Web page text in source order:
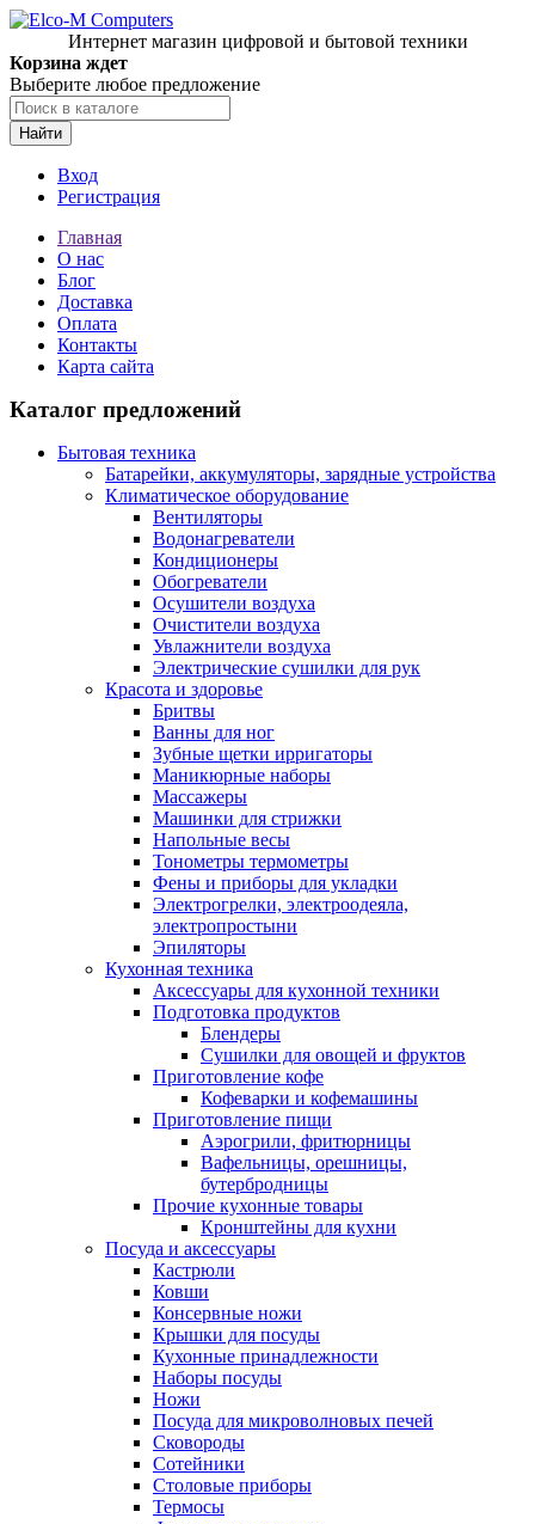
Интернет магазин цифровой и бытовой техники
Корзина ждет
Выберите любое предложение
Найти
Вход
Регистрация
Главная
О нас
Блог
Доставка
Оплата
Контакты
Карта сайта
Каталог предложений
Бытовая техника
Батарейки, аккумуляторы, зарядные устройства
Климатическое оборудование
Вентиляторы
Водонагреватели
Кондиционеры
Обогреватели
Осушители воздуха
Очистители воздуха
Увлажнители воздуха
Электрические сушилки для рук
Красота и здоровье
Бритвы
Ванны для ног
Зубные щетки ирригаторы
Маникюрные наборы
Массажеры
Машинки для стрижки
Напольные весы
Тонометры термометры
Фены и приборы для укладки
Электрогрелки, электроодеяла,
электропростыни
Эпиляторы
Кухонная техника
Аксессуары для кухонной техники
Подготовка продуктов
Блендеры
Сушилки для овощей и фруктов
Приготовление кофе
Кофеварки и кофемашины
Приготовление пищи
Аэрогрили, фритюрницы
Вафельницы, орешницы,
бутербродницы
Прочие кухонные товары
Кронштейны для кухни
Посуда и аксессуары
Кастрюли
Ковши
Консервные ножи
Крышки для посуды
Кухонные принадлежности
Наборы посуды
Ножи
Посуда для микроволновых печей
Сковороды
Сотейники
Столовые приборы
Термосы